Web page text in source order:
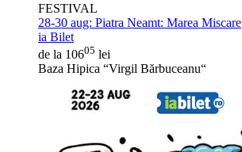
FESTIVAL
28-30 aug: Piatra Neamt: Marea Miscare
ia Bilet
de la 10605 lei
Baza Hipica “Virgil Bărbuceanu“